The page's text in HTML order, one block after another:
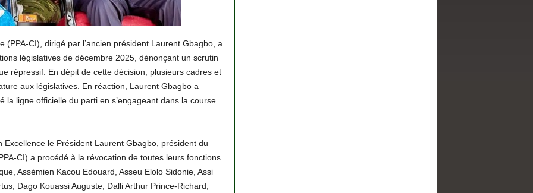
(PPA-CI), dirigé par l’ancien président Laurent Gbagbo, a
législatives de décembre 2025, dénonçant un scrutin
répressif. En dépit de cette décision, plusieurs cadres et
aux législatives. En réaction, Laurent Gbagbo a
la ligne officielle du parti en s’engageant dans la course
le Président Laurent Gbagbo, président du
CI) a procédé à la révocation de toutes leurs fonctions
Assémien Kacou Edouard, Asseu Elolo Sidonie, Assi
Dago Kouassi Auguste, Dalli Arthur Prince-Richard,